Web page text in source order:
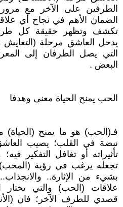
الطرفين على الآخر مع
الضمان الأهم في نجاح أي
تكشف وتظهر حقيقة كل
يدخل العاشق مرحلة
التي يصل الطرفان إلى
البعض .
الحب يمنح الحياة معنى وهدفا
فـ(الحب) هو ما يمنح
نبضة في القلب؛ يصيب
تأثيراته أو تغافل التفكير
تجعله يرغب في رؤية
بشيء من الإثارة..
علاقات (الحب) والتي يختار
قصدي للطرف الآخر؛ فان